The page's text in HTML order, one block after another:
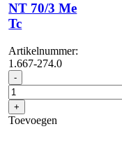
NT 70/3 Me
Tc
Artikelnummer:
1.667-274.0
- NT
70/3
Me
Tc
aantal
+
Toevoegen